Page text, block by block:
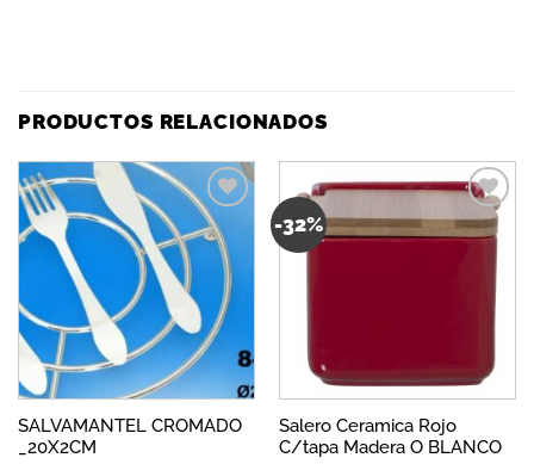
PRODUCTOS RELACIONADOS
Añadir
a la
lista de
deseos
SALVAMANTEL CROMADO
_20X2CM
-32%
Añadir
a la
lista de
Salero Ceramica Rojo
C/tapa Madera O BLANCO